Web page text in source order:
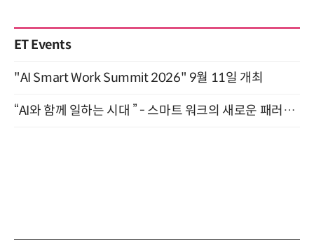
ET Events
"AI Smart Work Summit 2026" 9월 11일 개최
“AI와 함께 일하는 시대 ” - 스마트 워크의 새로운 패러다임 (9/11)